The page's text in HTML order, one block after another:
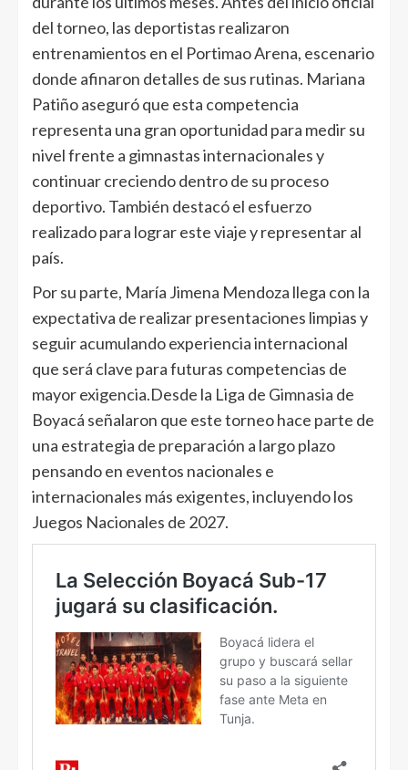
del torneo, las deportistas realizaron
entrenamientos en el Portimao Arena, escenario
donde afinaron detalles de sus rutinas. Mariana
Patiño aseguró que esta competencia
representa una gran oportunidad para medir su
nivel frente a gimnastas internacionales y
continuar creciendo dentro de su proceso
deportivo. También destacó el esfuerzo
realizado para lograr este viaje y representar al
país.
Por su parte, María Jimena Mendoza llega con la
expectativa de realizar presentaciones limpias y
seguir acumulando experiencia internacional
que será clave para futuras competencias de
mayor exigencia.Desde la Liga de Gimnasia de
Boyacá señalaron que este torneo hace parte de
una estrategia de preparación a largo plazo
pensando en eventos nacionales e
internacionales más exigentes, incluyendo los
Juegos Nacionales de 2027.